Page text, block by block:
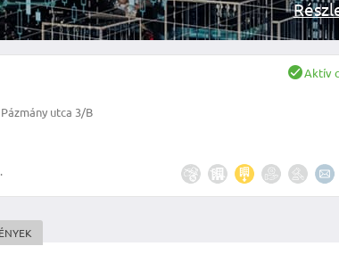
számára érhető el, használatához kérjük
KÉRJEN INGYENES ÁRAJÁNLATOT IDE
utca 3/B
Aktív